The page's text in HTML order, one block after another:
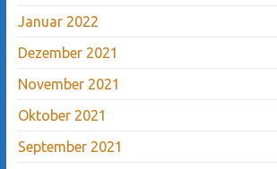
Januar 2022
Dezember 2021
November 2021
Oktober 2021
September 2021